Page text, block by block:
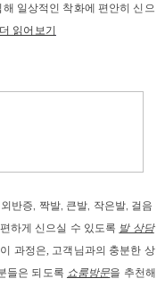
일상적인 착화에 편안히 신으
더 읽어보기
반증, 짝발, 큰발, 작은발, 걸음
하게 신으실 수 있도록 발 상담
과정은, 고객님과의 충분한 상
들은 되도록 쇼룸방문을 추천해